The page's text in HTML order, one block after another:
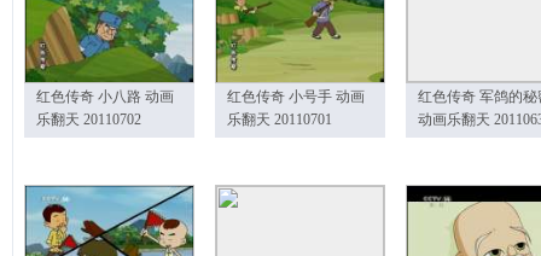
红色传奇 小八路 动画
乐翻天 20110702
红色传奇 小号手 动画
乐翻天 20110701
红色传奇 军鸽的秘
动画乐翻天